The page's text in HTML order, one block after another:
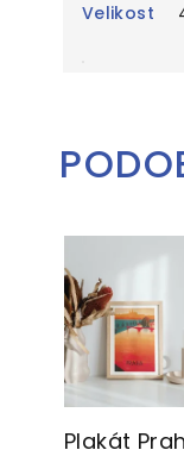
Velikost
Plakát